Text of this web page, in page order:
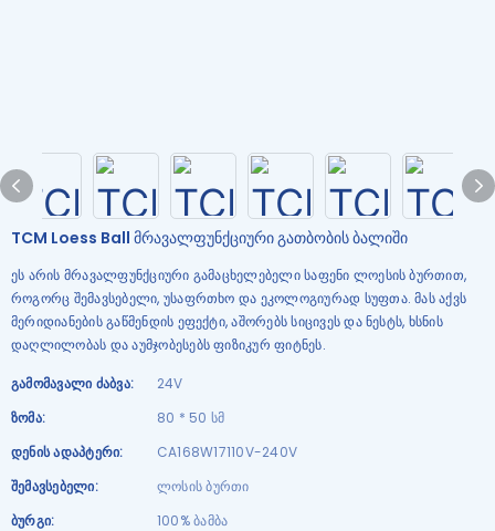
TCM Loess Ball მრავალფუნქციური გათბობის ბალიში
ეს არის მრავალფუნქციური გამაცხელებელი საფენი ლოესის ბურთით,
როგორც შემავსებელი, უსაფრთხო და ეკოლოგიურად სუფთა. მას აქვს
მერიდიანების გაწმენდის ეფექტი, აშორებს სიცივეს და ნესტს, ხსნის
დაღლილობას და აუმჯობესებს ფიზიკურ ფიტნეს.
Გამომავალი Ძაბვა:
24V
Ზომა:
80 * 50 სმ
Დენის Ადაპტერი:
CA168W17110V-240V
Შემავსებელი:
ლოსის ბურთი
Ბურგი:
100% ბამბა